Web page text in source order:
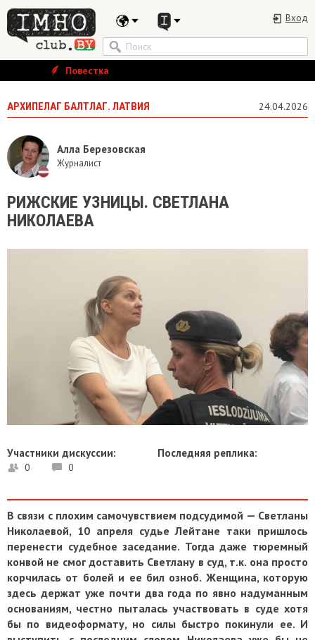
Вход
Повестка
АРХИПЕЛАГ БАЛТЛАГ. ЛАТВИЯ 24.04.2026
Алла Березовская
Журналист
РИЖСКИЕ УЗНИЦЫ. СВЕТЛАНА
НИКОЛАЕВА
Участники дискуссии:
0 0
Последняя реплика:
В связи с плохим самочувствием подсудимой — Светланы
Николаевой, 10 апреля судье Лейтане таки пришлось
перенести судебное заседание. Тогда даже тюремный
конвой не смог доставить Светлану в суд, т.к. она просто
корчилась от болей и ее бил озноб. Женщина, которую
здесь держат уже почти два года по явно надуманным
основаниям, честно пыталась участвовать в суде хотя
бы по видеоформату, но силы быстро покинули ее. И